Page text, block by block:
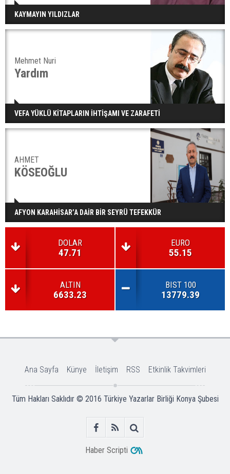
KAYMAYIN YILDIZLAR
Mehmet Nuri
Yardım
VEFA YÜKLÜ KİTAPLARIN İHTİŞAMI VE ZARAFETİ
AHMET
KÖSEOĞLU
AFYON KARAHİSAR’A DAİR BİR SEYRÜ TEFEKKÜR
DOLAR
47.71
EURO
55.15
ALTIN
6633.23
BIST 100
13779.39
Ana Sayfa Künye İletişim RSS Etkinlik Takvimleri
Tüm Hakları Saklıdır © 2016 Türkiye Yazarlar Birliği Konya Şubesi
Haber Scripti